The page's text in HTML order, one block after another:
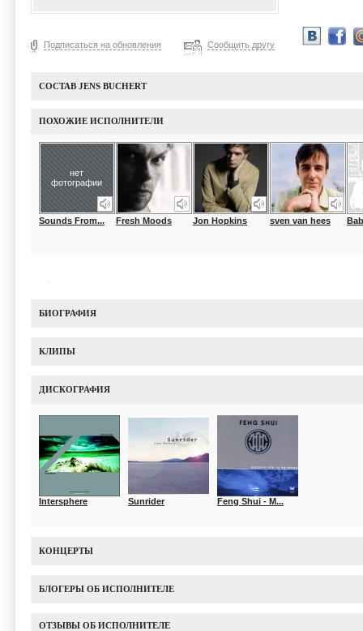
Подписаться на обновления Сообщить другу
СОСТАВ JENS BUCHERT
ПОХОЖИЕ ИСПОЛНИТЕЛИ
нет
фотографии
Sounds From... Fresh Moods Jon Hopkins sven van hees
БИОГРАФИЯ
КЛИПЫ
ДИСКОГРАФИЯ
Intersphere Sunrider Feng Shui - M...
КОНЦЕРТЫ
БЛОГЕРЫ ОБ ИСПОЛНИТЕЛЕ
ОТЗЫВЫ ОБ ИСПОЛНИТЕЛЕ